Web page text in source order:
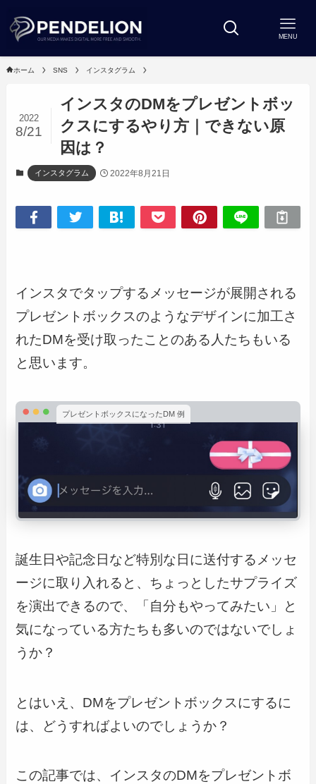
MENU
ホーム SNS インスタグラム
インスタのDMをプレゼントボッ
クスにするやり方｜できない原
因は？
2022
8/21
インスタグラム 2022年8月21日
インスタでタップするメッセージが展開される
プレゼントボックスのようなデザインに加工さ
れたDMを受け取ったことのある人たちもいる
と思います。
プレゼントボックスになったDM 例
誕生日や記念日など特別な日に送付するメッセ
ージに取り入れると、ちょっとしたサプライズ
を演出できるので、「自分もやってみたい」と
気になっている方たちも多いのではないでしょ
うか？
とはいえ、DMをプレゼントボックスにするに
は、どうすればよいのでしょうか？
この記事では、インスタのDMをプレゼントボ